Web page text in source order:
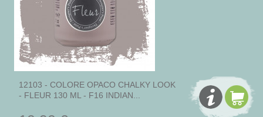
12103 - COLORE OPACO CHALKY LOOK
- FLEUR 130 ML - F16 INDIAN...